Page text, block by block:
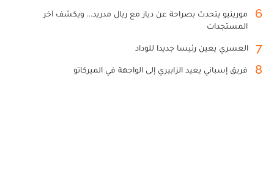
6
مورينيو يتحدث بصراحة عن دياز مع ريال مدريد... ويكشف آخر
المستجدات
7 العسري يعين رئيسا جديدا للوداد
8 فريق إسباني يعيد الزابيري إلى الواجهة في الميركاتو